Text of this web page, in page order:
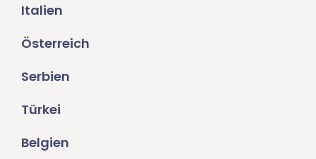
Italien
Österreich
Serbien
Türkei
Belgien